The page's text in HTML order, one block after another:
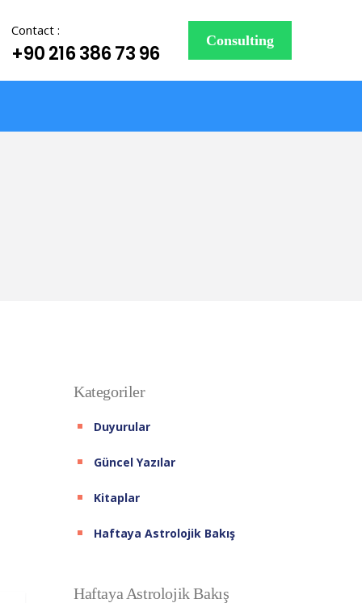
Contact :
+90 216 386 73 96
Consulting
Kategoriler
Duyurular
Güncel Yazılar
Kitaplar
Haftaya Astrolojik Bakış
Haftaya Astrolojik Bakış